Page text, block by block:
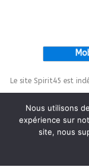
Le site Spirit45 est
This
Nous utilisons
expérience sur
site, nous